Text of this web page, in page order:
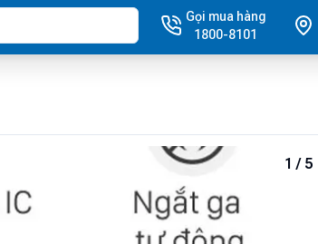
Gọi mua hàng
1800-8101
1 / 5